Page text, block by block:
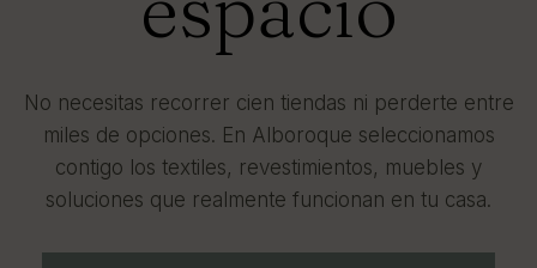
No necesitas recorrer cien tiendas ni perderte entre
miles de opciones. En Alboroque seleccionamos
contigo los textiles, revestimientos, muebles y
soluciones que realmente funcionan en tu casa.